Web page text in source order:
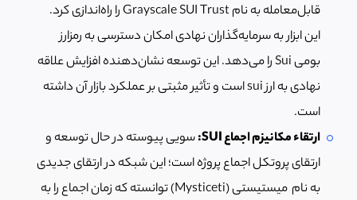
قابل‌معامله به نام Grayscale SUI Trust را راه‌اندازی کرد.
این ابزار به سرمایه‌گذاران نهادی امکان دسترسی به رمزارز
بومی Sui را می‌دهد. این توسعه نشان‌دهنده افزایش علاقه
نهادی به ارز sui است و تأثیر مثبتی بر عملکرد بازار آن داشته
است.
ارتقاء مکانیزم اجماع SUI:
سویی پیوسته در حال توسعه و
ارتقای پروتکل اجماع پروژه است؛ این شبکه در ارتقای جدیدی
به نام میستیستی (Mysticeti) توانسته که زمان اجماع را به